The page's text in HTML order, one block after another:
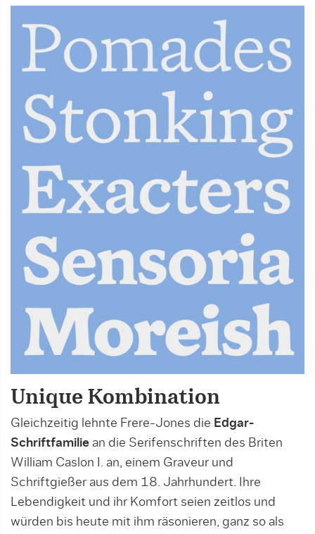
Unique Kombination
Gleichzeitig lehnte Frere-Jones die Edgar-
Schriftfamilie an die Serifenschriften des Briten
William Caslon I. an, einem Graveur und
Schriftgießer aus dem 18. Jahrhundert. Ihre
Lebendigkeit und ihr Komfort seien zeitlos und
würden bis heute mit ihm räsonieren, ganz so als